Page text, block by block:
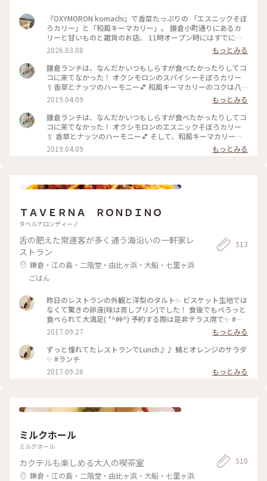
『OXYMORON komachi』で香菜たっぷりの 「エスニックそぼ
ろカリー」と「和風キーマカリー」。 鎌倉小町通りにあるカ
リーと甘いものと雑貨のお店。 11時オープン時にはすでに行
列が。 唯一予約可能な11時に予約して待たずに食べました。
#OXYMORON#カレー好き#神奈川#鎌倉#旅先ごはん#オクシモ
ロンコマチ#オクシモロン#神奈川で食べたよ#はじめての鎌倉
2026.03.08
もっとみる
鎌倉ランチは、なんだかいつもしらすが食べたかったりしてコ
コに来てなかった！ オクシモロンのスパイシーそぼろカリー
🥄香草とナッツのハーモニー💕 和風キーマカリーのコクは八
丁味噌かな？ 体が喜ぶヘルシーカリーでした(∩ˊᵕˋ∩)･* #神
奈川#鎌倉#小町通り#オクシモロン#カレー
2019.04.09
もっとみる
鎌倉ランチは、なんだかいつもしらすが食べたかったりしてコ
コに来てなかった！ オクシモロンのエスニックそぼろカリー
🥄 香草とナッツのハーモニー💕 そして、和風キーマカリーの
コクは八丁味噌かな？ 体が喜ぶヘルシーカリーでした
(∩ˊᵕˋ∩)･* #神奈川#鎌倉#小町通り#オクシモロン#カレー#お
2019.04.09 もっとみる
ＴＡＶＥＲＮＡ ＲＯＮＤＩＮＯ
タベルナロンディーノ
舌の肥えた常連客が多く通う海沿いの一軒家レ
ストラン
鎌倉・江の島・二階堂・由比ヶ浜・大船・七里ヶ浜
ごはん
513
昨日のレストランの外観と洋梨のタルト✨ ビスケット生地では
なくて驚きの卵液(味は蒸しプリン)でした！ 食後でもぺろっと
食べられて大満足( *^艸^) 予約する際は是非テラス席で✨ #カ
フェ#スイーツ
2017.09.27
もっとみる
ずっと憧れてたレストランでLunch♪♪ 鯖とオレンジのサラダ
✨ #ランチ
2017.09.26
もっとみる
ミルクホール
ミルクホール
カクテルも楽しめる大人の喫茶室
鎌倉・江の島・二階堂・由比ヶ浜・大船・七里ヶ浜
510